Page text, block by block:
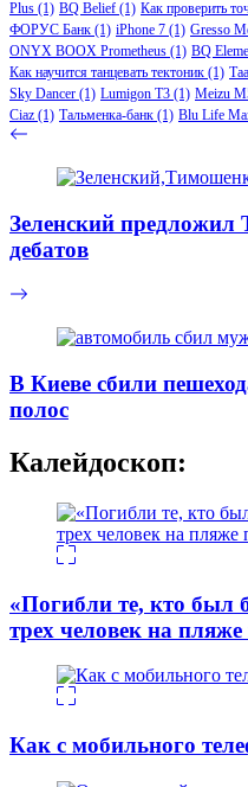
Plus (1) BQ Belief (1) Как проверить
ФОРУС Банк (1) iPhone 7 (1) Gresso
ONYX BOOX Prometheus (1) BQ
Как научится танцевать тектоник (1)
Sky Dancer (1) Lumigon T3 (1) Meizu
Ciaz (1) Тальменка-банк (1) Blu Life
Зеленский предложил
дебатов
В Киеве сбили
полос
Калейдоскоп:
«Погибли те, кто был
трех человек на
Как с мобильного